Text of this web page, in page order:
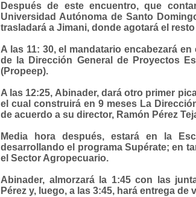
Después de este encuentro, que
Universidad Autónoma de Santo
trasladará a Jimani, donde agotará el
A las 11: 30, el mandatario encabezará
de la Dirección General de Proyectos
(Propeep).
A las 12:25, Abinader, dará otro primer
el cual construirá en 9 meses La
de acuerdo a su director, Ramón Pérez
Media hora después, estará en la
desarrollando el programa Supérate; en
el Sector Agropecuario.
Abinader, almorzará la 1:45 con las
Pérez y, luego, a las 3:45, hará entrega